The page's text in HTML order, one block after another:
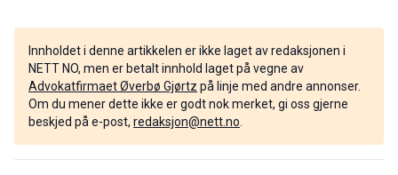
Innholdet i denne artikkelen er ikke laget av redaksjonen i
NETT NO, men er betalt innhold laget på vegne av
Advokatfirmaet Øverbø Gjørtz på linje med andre annonser.
Om du mener dette ikke er godt nok merket, gi oss gjerne
beskjed på e-post, redaksjon@nett.no